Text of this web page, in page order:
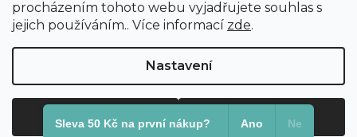
procházením tohoto webu vyjadřujete souhlas s
jejich používáním.. Více informací zde.
Nastavení
Odmítnout Souhlasím
Copyright 2026 Bijoux Components - Svět
korálků. Všechna práva vyhrazena.
Sleva 50 Kč na první nákup?​ Ano Ne